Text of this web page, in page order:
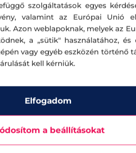
szolgáltatások egyes
valamint az Európai Unió
Azon weblapoknak, melyek az
a „sütik" használatához, és
vagy egyéb eszközén történő
kell kérniük.
Elfogadom
a beállításokat